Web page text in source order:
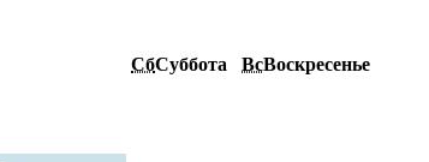
СбСуббота ВсВоскресенье